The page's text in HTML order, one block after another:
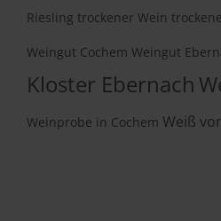
Riesling trockener Wein
Weingut Cochem Weingut
Kloster Ebernach
Weinprobe in Cochem Weiß